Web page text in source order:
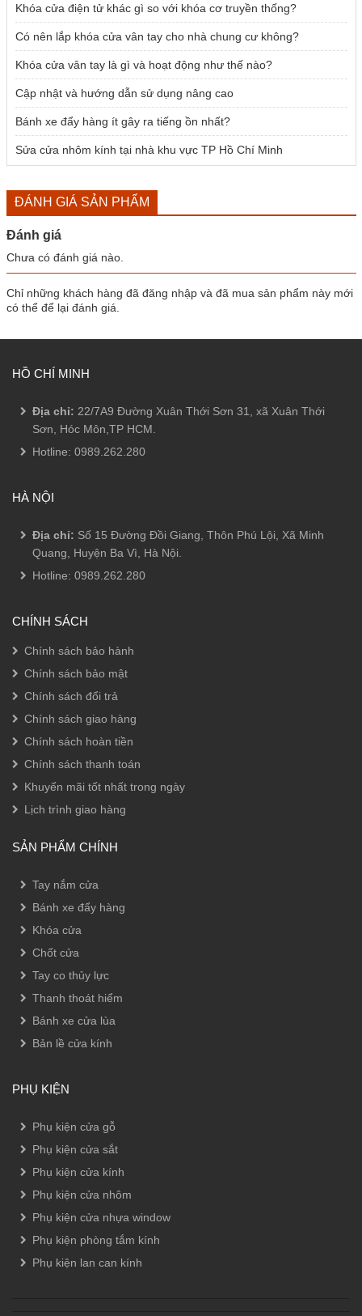
Khóa cửa điện tử khác gì so với khóa cơ truyền thống?
Có nên lắp khóa cửa vân tay cho nhà chung cư không?
Khóa cửa vân tay là gì và hoạt động như thế nào?
Cập nhật và hướng dẫn sử dụng nâng cao
Bánh xe đẩy hàng ít gây ra tiếng ồn nhất?
Sửa cửa nhôm kính tại nhà khu vực TP Hồ Chí Minh
ĐÁNH GIÁ SẢN PHẨM
Đánh giá
Chưa có đánh giá nào.
Chỉ những khách hàng đã đăng nhập và đã mua sản phẩm này mới
có thể để lại đánh giá.
HỒ CHÍ MINH
Địa chỉ: 22/7A9 Đường Xuân Thới Sơn 31, xã Xuân Thới
Sơn, Hóc Môn,TP HCM.
Hotline: 0989.262.280
HÀ NỘI
Địa chỉ: Số 15 Đường Đồi Giang, Thôn Phú Lội, Xã Minh
Quang, Huyện Ba Vì, Hà Nội.
Hotline: 0989.262.280
CHÍNH SÁCH
Chính sách bảo hành
Chính sách bảo mật
Chính sách đổi trả
Chính sách giao hàng
Chính sách hoàn tiền
Chính sách thanh toán
Khuyến mãi tốt nhất trong ngày
Lịch trình giao hàng
SẢN PHẨM CHÍNH
Tay nắm cửa
Bánh xe đẩy hàng
Khóa cửa
Chốt cửa
Tay co thủy lực
Thanh thoát hiểm
Bánh xe cửa lùa
Bản lề cửa kính
PHỤ KIỆN
Phụ kiện cửa gỗ
Phụ kiện cửa sắt
Phụ kiện cửa kính
Phụ kiện cửa nhôm
Phụ kiện cửa nhựa window
Phụ kiện phòng tắm kính
Phụ kiện lan can kính